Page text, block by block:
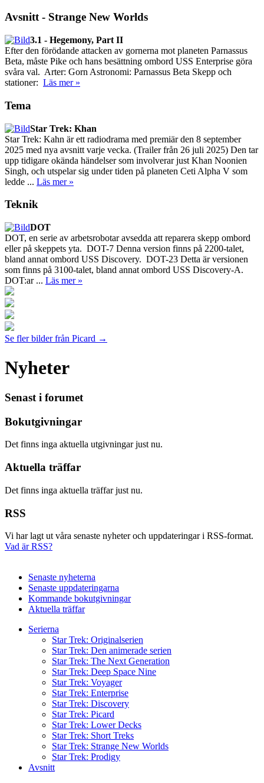
Avsnitt - Strange New Worlds
3.1 - Hegemony, Part II
Efter den förödande attacken av gornerna mot planeten Parnassus
Beta, måste Pike och hans besättning ombord USS Enterprise göra
svåra val. Arter: Gorn Astronomi: Parnassus Beta Skepp och
stationer: Läs mer »
Tema
Star Trek: Khan
Star Trek: Kahn är ett radiodrama med premiär den 8 september
2025 med nya avsnitt varje vecka. (Trailer från 26 juli 2025) Den tar
upp tidigare okända händelser som involverar just Khan Noonien
Singh, och utspelar sig under tiden på planeten Ceti Alpha V som
ledde ... Läs mer »
Teknik
DOT
DOT, en serie av arbetsrobotar avsedda att reparera skepp ombord
eller på skeppets yta. DOT-7 Denna version finns på 2200-talet,
bland annat ombord USS Discovery. DOT-23 Detta är versionen
som finns på 3100-talet, bland annat ombord USS Discovery-A.
DOT:ar ... Läs mer »
Se fler bilder från Picard →
Nyheter
Senast i forumet
Bokutgivningar
Det finns inga aktuella utgivningar just nu.
Aktuella träffar
Det finns inga aktuella träffar just nu.
RSS
Vi har lagt ut våra senaste nyheter och uppdateringar i RSS-format.
Vad är RSS?
Senaste nyheterna
Senaste uppdateringarna
Kommande bokutgivningar
Aktuella träffar
Serierna
Star Trek: Originalserien
Star Trek: Den animerade serien
Star Trek: The Next Generation
Star Trek: Deep Space Nine
Star Trek: Voyager
Star Trek: Enterprise
Star Trek: Discovery
Star Trek: Picard
Star Trek: Lower Decks
Star Trek: Short Treks
Star Trek: Strange New Worlds
Star Trek: Prodigy
Avsnitt